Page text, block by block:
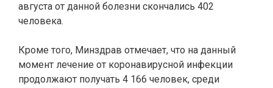
августа от данной болезни скончались 402
человека.
Кроме того, Минздрав отмечает, что на данный
момент лечение от коронавирусной инфекции
продолжают получать 4 166 человек, среди